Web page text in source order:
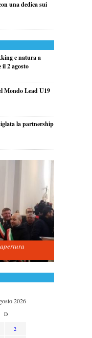
una dedica sui
e natura a
2 agosto
Mondo Lead U19
la partnership
2026
D
2